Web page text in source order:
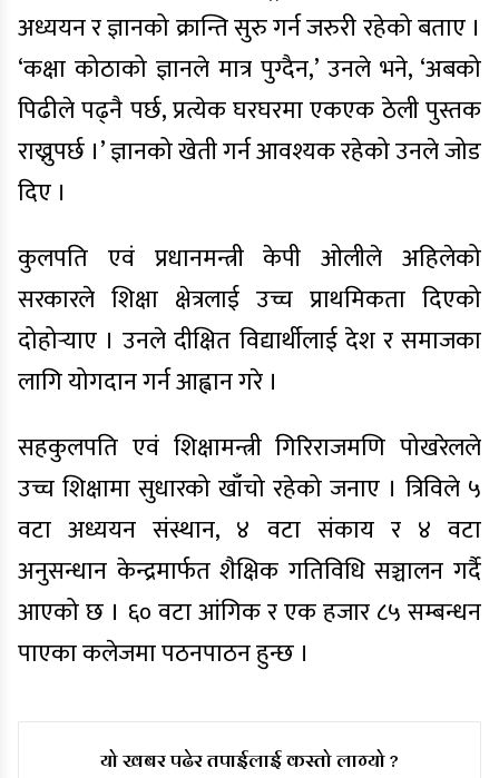
अध्ययन र ज्ञानको क्रान्ति सुरु गर्न जरुरी रहेको बताए ।
‘कक्षा कोठाको ज्ञानले मात्र पुग्दैन,’ उनले भने, ‘अबको
पिढीले पढ्नै पर्छ, प्रत्येक घरघरमा एकएक ठेली पुस्तक
राख्नुपर्छ ।’ ज्ञानको खेती गर्न आवश्यक रहेको उनले जोड
दिए ।
कुलपति एवं प्रधानमन्त्री केपी ओलीले अहिलेको
सरकारले शिक्षा क्षेत्रलाई उच्च प्राथमिकता दिएको
दोहोर्‍याए । उनले दीक्षित विद्यार्थीलाई देश र समाजका
लागि योगदान गर्न आह्वान गरे ।
सहकुलपति एवं शिक्षामन्त्री गिरिराजमणि पोखरेलले
उच्च शिक्षामा सुधारको खाँचो रहेको जनाए । त्रिविले ५
वटा अध्ययन संस्थान, ४ वटा संकाय र ४ वटा
अनुसन्धान केन्द्रमार्फत शैक्षिक गतिविधि सञ्चालन गर्दै
आएको छ । ६० वटा आंगिक र एक हजार ८५ सम्बन्धन
पाएका कलेजमा पठनपाठन हुन्छ ।
यो खबर पढेर तपाईलाई कस्तो लाग्यो ?